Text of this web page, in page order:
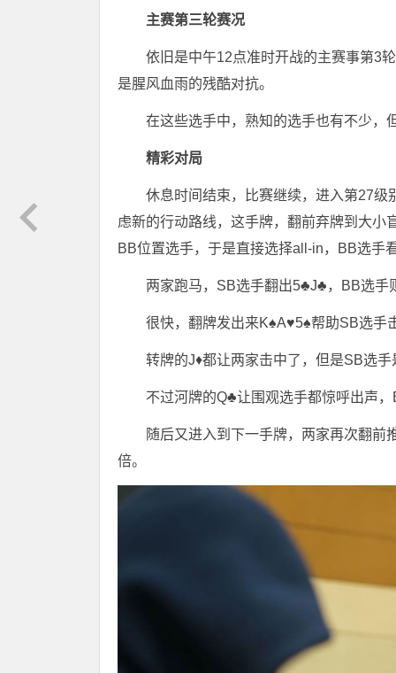
主赛第三轮赛况
依旧是中午12点准时开战的主赛事第3
是腥风血雨的残酷对抗。
在这些选手中，熟知的选手也有不少，
精彩对局
休息时间结束，比赛继续，进入第27
虑新的行动路线，这手牌，翻前弃牌到大小
BB位置选手，于是直接选择all-in，BB选手
两家跑马，SB选手翻出5♣️J♣️，BB选手
很快，翻牌发出来K♠️A♥️5♠️帮助SB选手
转牌的J♦️都让两家击中了，但是SB选
不过河牌的Q♣️让围观选手都惊呼出声
随后又进入到下一手牌，两家再次翻前
倍。